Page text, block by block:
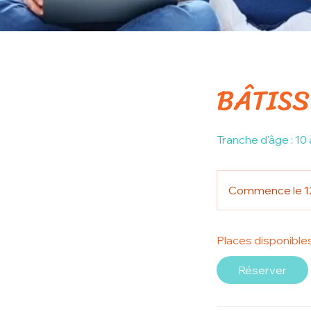
Tranche d'âge : 10
Commence le
Places
Réserver